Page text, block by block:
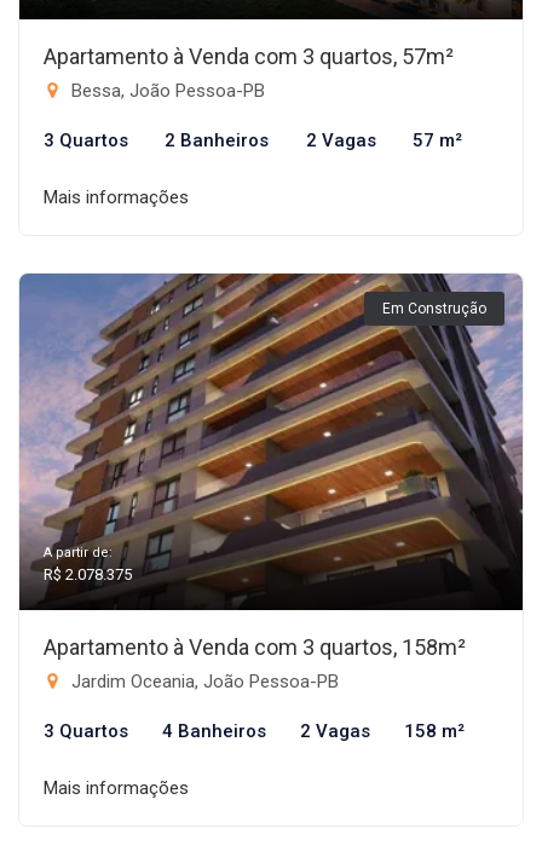
Apartamento à Venda com 3 quartos, 57m²
Bessa, João Pessoa-PB
3 Quartos 2 Banheiros 2 Vagas 57 m²
Mais informações
Em Construção
A partir de:
R$ 2.078.375
Apartamento à Venda com 3 quartos, 158m²
Jardim Oceania, João Pessoa-PB
3 Quartos 4 Banheiros 2 Vagas 158 m²
Mais informações